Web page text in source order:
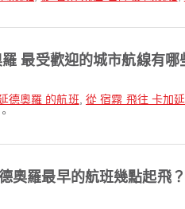
最受歡迎的城市航線有哪
延德奧羅 的航班 從 宿霧 飛往 卡加
奧羅最早的航班幾點起飛？